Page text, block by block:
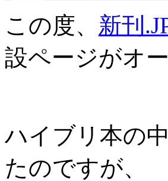
この度、 新刊
設ページがオ
ハイブリ本の
たのですが、